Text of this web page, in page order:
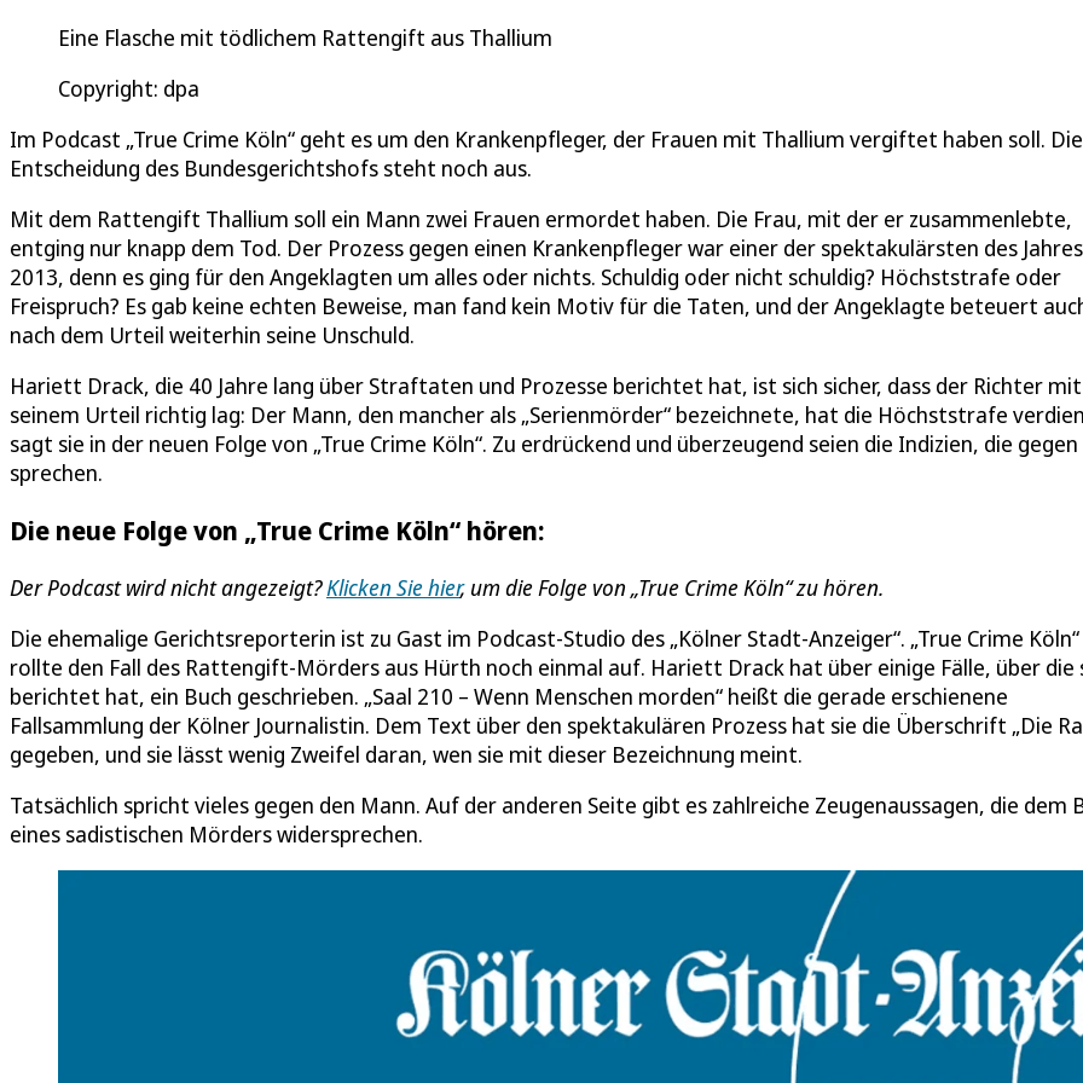
Eine Flasche mit tödlichem Rattengift aus Thallium
Copyright: dpa
Im Podcast „True Crime Köln“ geht es um den Krankenpfleger, der Frauen mit Thallium vergiftet haben soll. Die
Entscheidung des Bundesgerichtshofs steht noch aus.
Mit dem Rattengift Thallium soll ein Mann zwei Frauen ermordet haben. Die Frau, mit der er zusammenlebte,
entging nur knapp dem Tod. Der Prozess gegen einen Krankenpfleger war einer der spektakulärsten des Jahres
2013, denn es ging für den Angeklagten um alles oder nichts. Schuldig oder nicht schuldig? Höchststrafe oder
Freispruch? Es gab keine echten Beweise, man fand kein Motiv für die Taten, und der Angeklagte beteuert
nach dem Urteil weiterhin seine Unschuld.
Hariett Drack, die 40 Jahre lang über Straftaten und Prozesse berichtet hat, ist sich sicher, dass der Richter mit
seinem Urteil richtig lag: Der Mann, den mancher als „Serienmörder“ bezeichnete, hat die Höchststrafe
sagt sie in der neuen Folge von „True Crime Köln“. Zu erdrückend und überzeugend seien die Indizien, die gegen
sprechen.
Die neue Folge von „True Crime Köln“ hören:
Der Podcast wird nicht angezeigt?Klicken Sie hier, um die Folge von „True Crime Köln“ zu hören.
Die ehemalige Gerichtsreporterin ist zu Gast im Podcast-Studio des „Kölner Stadt-Anzeiger“. „True Crime Köln“
rollte den Fall des Rattengift-Mörders aus Hürth noch einmal auf. Hariett Drack hat über einige Fälle, über die
berichtet hat, ein Buch geschrieben. „Saal 210 – Wenn Menschen morden“ heißt die gerade erschienene
Fallsammlung der Kölner Journalistin. Dem Text über den spektakulären Prozess hat sie die Überschrift „Die
gegeben, und sie lässt wenig Zweifel daran, wen sie mit dieser Bezeichnung meint.
Tatsächlich spricht vieles gegen den Mann. Auf der anderen Seite gibt es zahlreiche Zeugenaussagen, die dem
eines sadistischen Mörders widersprechen.